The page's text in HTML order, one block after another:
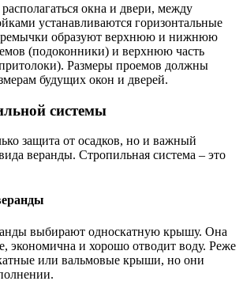
окна и двери, между
устанавливаются горизонтальные
образуют верхнюю и нижнюю
(подоконники) и верхнюю часть
Размеры проемов должны
будущих окон и дверей.
системы
защита от осадков, но и важный
веранды. Стропильная система – это
выбирают односкатную крышу. Она
экономична и хорошо отводит воду. Реже
или вальмовые крыши, но они